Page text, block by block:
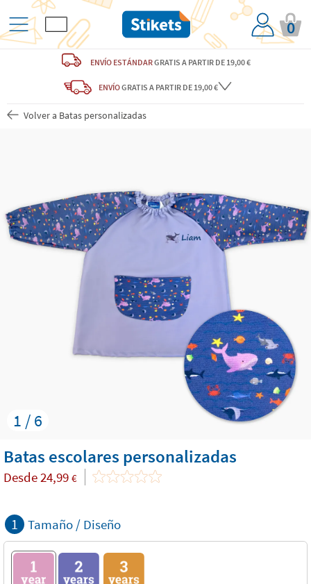
0
ENVÍO ESTÁNDARGRATIS A PARTIR DE 19,00 €
ENVÍOGRATIS A PARTIR DE 19,00 €
Volver a Batas personalizadas
1 / 6
Batas escolares personalizadas
Desde24,99 €
1 Tamaño / Diseño